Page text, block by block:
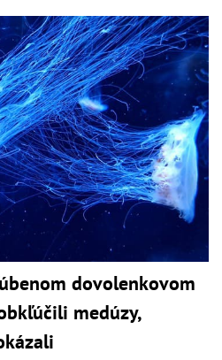
dovolenkovom
medúzy,